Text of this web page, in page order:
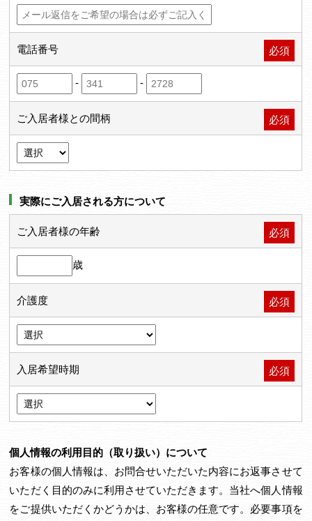
電話番号 必須
- -
ご入居者様との間柄 必須
実際にご入居される方について
ご入居者様の年齢 必須
歳
介護度 必須
入居希望時期 必須
個人情報の利用目的（取り扱い）について
お客様の個人情報は、お問合せいただいた内容にお返事させて
いただく目的のみに利用させていただきます。当社へ個人情報
をご提供いただくかどうかは、お客様の任意です。必要事項を